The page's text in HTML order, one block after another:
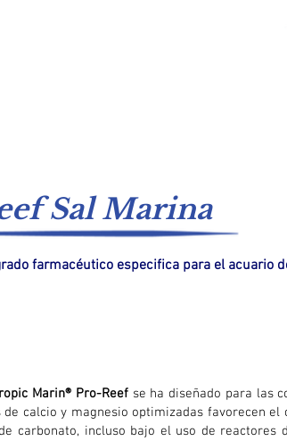
Sal Marina
farmacéutico especifica para el acuario
Marin® Pro-Reef se ha diseñado para las
de calcio y magnesio optimizadas favorecen
carbonato, incluso bajo el uso de